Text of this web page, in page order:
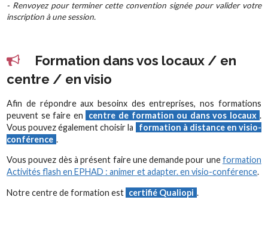
- Renvoyez pour terminer cette convention signée pour valider votre
inscription à une session.
Formation dans vos locaux / en
centre / en visio
Afin de répondre aux besoinx des entreprises, nos formations
peuvent se faire en
centre de formation ou dans vos locaux .
Vous pouvez également choisir la
formation à distance en visio-
conférence .
Vous pouvez dès à présent faire une demande pour uneformation
Activités flash en EPHAD : animer et adapter. en visio-conférence.
Notre centre de formation est certifié Qualiopi .